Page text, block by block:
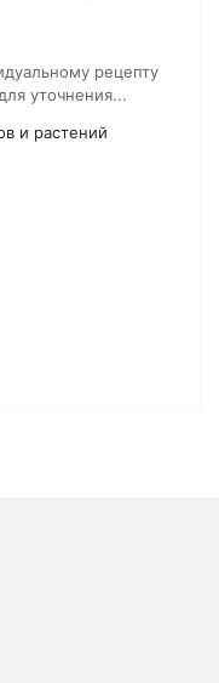
рецепту
уточнения...
и растений